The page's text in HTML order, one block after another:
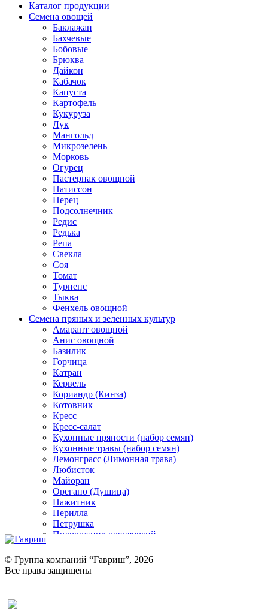
Каталог продукции
Семена овощей
Баклажан
Бахчевые
Бобовые
Брюква
Дайкон
Кабачок
Капуста
Картофель
Кукуруза
Лук
Мангольд
Микрозелень
Морковь
Огурец
Пастернак овощной
Патиссон
Перец
Подсолнечник
Редис
Редька
Репа
Свекла
Соя
Томат
Турнепс
Тыква
Фенхель овощной
Семена пряных и зеленных культур
Амарант овощной
Анис овощной
Базилик
Горчица
Катран
Кервель
Кориандр (Кинза)
Котовник
Кресс
Кресс-салат
Кухонные пряности (набор семян)
Кухонные травы (набор семян)
Лемонграсс (Лимонная трава)
Любисток
Майоран
Орегано (Душица)
Пажитник
Перилла
Петрушка
Подорожник оленерогий
Ревень
Рукола
Рута
© Группа компаний “Гавриш”, 2026
Все права защищены